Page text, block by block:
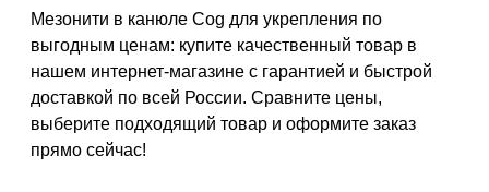
Мезонити в канюле Cog для укрепления по
выгодным ценам: купите качественный товар в
нашем интернет-магазине с гарантией и быстрой
доставкой по всей России. Сравните цены,
выберите подходящий товар и оформите заказ
прямо сейчас!